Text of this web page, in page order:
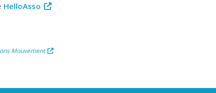
HelloAsso
Mouvement